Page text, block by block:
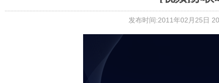
发布时间:2011年02月25日